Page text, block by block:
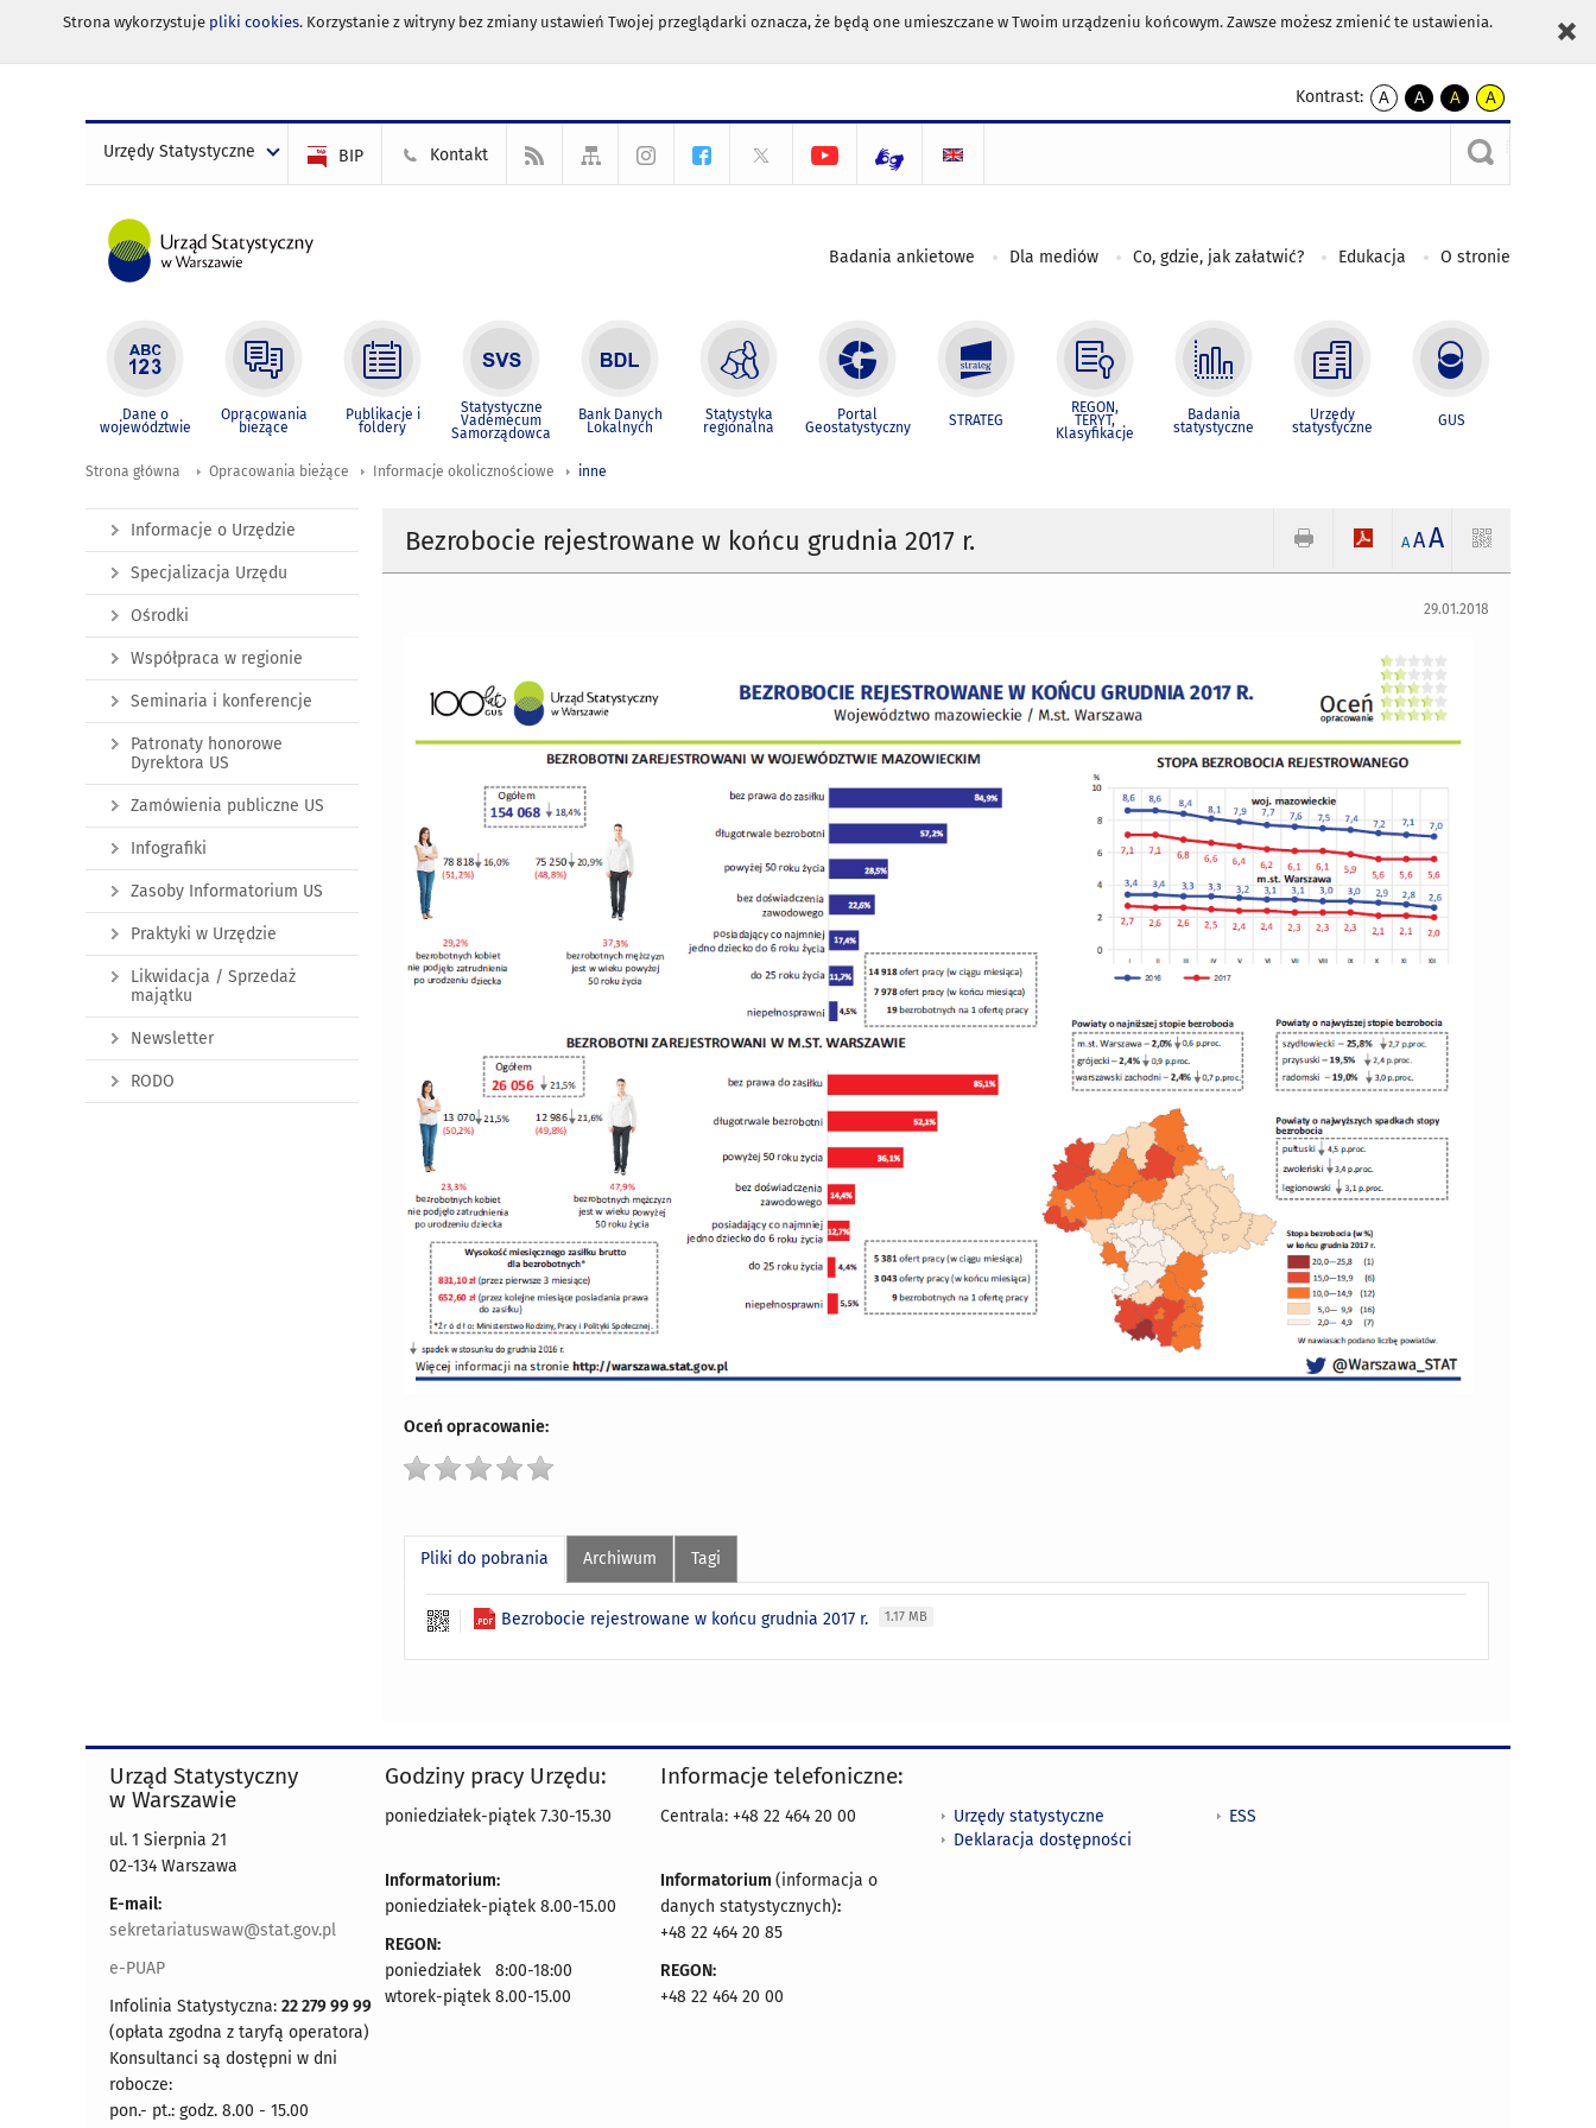
Strona wykorzystuje pliki cookies. Korzystanie z witryny bez zmiany ustawień Twojej przeglądarki oznacza, że będą one umieszczane w Twoim urządzeniu końcowym. Zawsze możesz zmienić te ustawienia.
Kontrast:
A
kontrast
A
kontrast
czarnym
A
kontrast
żółty
tekst
czarnym
A
kontrast
czarny
tekst
żółtym
Urzędy Statystyczne BIP Kontakt
Badania ankietowe Dla mediów Co, gdzie, jak załatwić? Edukacja O stronie
Dane o
województwie
Opracowania
bieżące
Publikacje i
foldery
Statystyczne
Vademecum
Samorządowca
Bank Danych
Lokalnych
Statystyka
regionalna
Portal
Geostatystyczny STRATEG
REGON,
TERYT,
Klasyfikacje
Badania
statystyczne
Urzędy
statystyczne GUS
Strona główna Opracowania bieżące Informacje okolicznościowe inne
Bezrobocie rejestrowane w końcu grudnia 2017 r. A AA
29.01.2018
Oceń opracowanie:
Pliki do pobrania Archiwum Tagi
Bezrobocie rejestrowane w końcu grudnia 2017 r. 1.17 MB
Informacje o Urzędzie
Specjalizacja Urzędu
Ośrodki
Współpraca w regionie
Seminaria i konferencje
Patronaty honorowe
Dyrektora US
Zamówienia publiczne US
Infografiki
Zasoby Informatorium US
Praktyki w Urzędzie
Likwidacja / Sprzedaż
majątku
Newsletter
RODO
Urząd Statystyczny
w Warszawie
ul. 1 Sierpnia 21
02-134 Warszawa
E-mail:
sekretariatuswaw@stat.gov.pl
e-PUAP
Infolinia Statystyczna: 22 279 99 99
(opłata zgodna z taryfą operatora)
Konsultanci są dostępni w dni
robocze:
pon.- pt.: godz. 8.00 - 15.00
Godziny pracy Urzędu:
poniedziałek-piątek 7.30-15.30
Informatorium:
poniedziałek-piątek 8.00-15.00
REGON:
poniedziałek 8:00-18:00
wtorek-piątek 8.00-15.00
Informacje telefoniczne:
Centrala: +48 22 464 20 00
Informatorium (informacja o
danych statystycznych):
+48 22 464 20 85
REGON:
+48 22 464 20 00
Urzędy statystyczne
Deklaracja dostępności
ESS